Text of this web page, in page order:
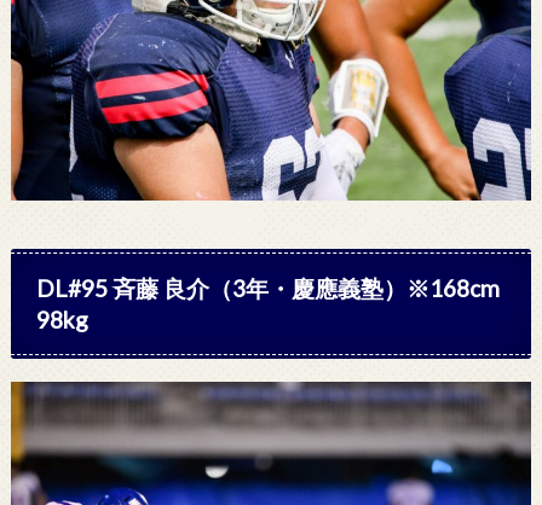
DL#95斉藤 良介（3年・慶應義塾）※168cm
98kg